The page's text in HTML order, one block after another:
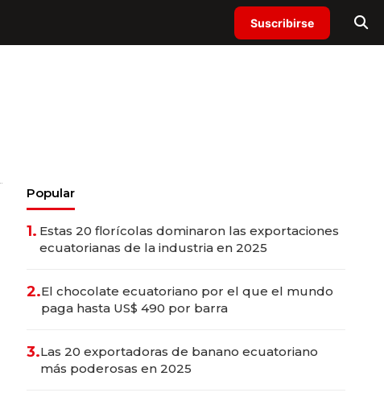
Suscribirse
Popular
1. Estas 20 florícolas dominaron las exportaciones
ecuatorianas de la industria en 2025
2.El chocolate ecuatoriano por el que el mundo
paga hasta US$ 490 por barra
3.Las 20 exportadoras de banano ecuatoriano
más poderosas en 2025